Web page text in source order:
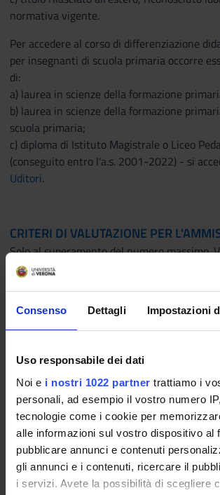
Consenso Dettagli Impostazioni
Uso responsabile dei dati
Noi e i nostri 1022 partner trattiamo i
personali, ad esempio il vostro numero
tecnologie come i cookie per
alle informazioni sul vostro dispositivo al
pubblicare annunci e contenuti
gli annunci e i contenuti, ricercare il
i servizi. Avete la possibilità di scegliere
normativa vigente.
Per accedere al corso di differenziazione
per insegnanti di scuola primaria occorre
di:
a) laurea in scienze della formazione
b) laurea in scienze della formazione
scuola primaria;
c) diploma di Istituto Magistrale o Liceo
(conseguito entro l'a.s. 2001-2022) - si
Uditori.
CRITERI DI VALUTAZIONE PER
Solo al superamento del numero massimo.
Curriculum Vitae e titoli.
L’eventuale selezione in caso di esubero
effettuata mediante apposita graduatoria
base della valutazione del Curriculum
merito si terrà conto della data di
domanda.
Se le richieste di ammissione non superano
intendono tutte accettate.
INCENTIVI E AGEVOLAZIONI